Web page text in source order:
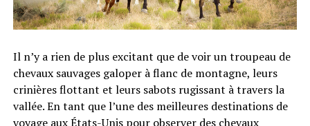
Il n’y a rien de plus excitant que de voir un troupeau de
chevaux sauvages galoper à flanc de montagne, leurs
crinières flottant et leurs sabots rugissant à travers la
vallée. En tant que l’une des meilleures destinations de
voyage aux États-Unis pour observer des chevaux